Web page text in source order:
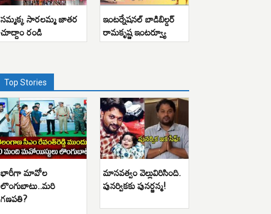
సమ్మక్క సారలమ్మ జాతర
చూద్దాం రండి
ఇంటర్నేషనల్ బాడిబిల్డర్
రామకృష్ణ ఇంటర్వ్యూ
Top Stories
భారీగా మావోల
లొంగుబాటు..మరి
గణపతి?
మానవత్వం వెల్లువిరిసింది.
పునర్వికకు పునర్జన్మ!